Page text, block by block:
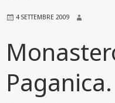
4 SETTEMBRE 2009
Paganica.